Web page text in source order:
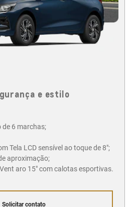
e estilo
6 marchas;
Tela LCD sensível ao toque de 8";
aproximação;
aro 15" com calotas esportivas.
Solicitar contato